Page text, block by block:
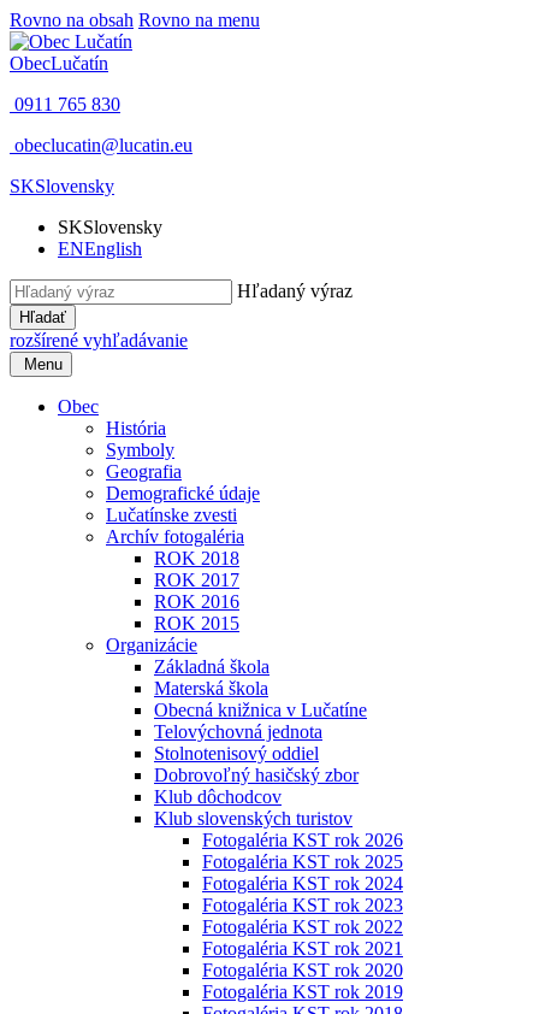
Rovno na obsah Rovno na menu
ObecLučatín
0911 765 830
obeclucatin@lucatin.eu
SKSlovensky
SKSlovensky
ENEnglish
Hľadaný výraz
Hľadať
rozšírené vyhľadávanie
Menu
Obec
História
Symboly
Geografia
Demografické údaje
Lučatínske zvesti
Archív fotogaléria
ROK 2018
ROK 2017
ROK 2016
ROK 2015
Organizácie
Základná škola
Materská škola
Obecná knižnica v Lučatíne
Telovýchovná jednota
Stolnotenisový oddiel
Dobrovoľný hasičský zbor
Klub dôchodcov
Klub slovenských turistov
Fotogaléria KST rok 2026
Fotogaléria KST rok 2025
Fotogaléria KST rok 2024
Fotogaléria KST rok 2023
Fotogaléria KST rok 2022
Fotogaléria KST rok 2021
Fotogaléria KST rok 2020
Fotogaléria KST rok 2019